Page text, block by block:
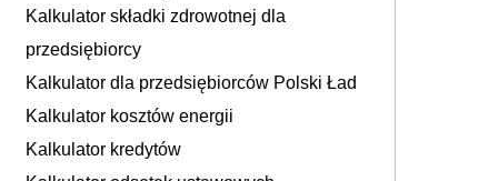
Kalkulator składki zdrowotnej dla
przedsiębiorcy
Kalkulator dla przedsiębiorców Polski Ład
Kalkulator kosztów energii
Kalkulator kredytów